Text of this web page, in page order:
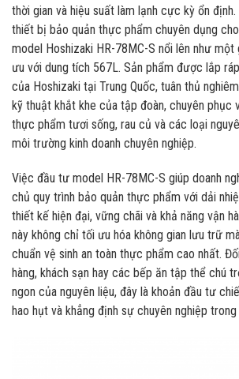
thời gian và hiệu suất làm lạnh cực kỳ ổn định.
thiết bị bảo quản thực phẩm chuyên dụng
model Hoshizaki HR-78MC-S nổi lên như
ưu với dung tích 567L. Sản phẩm được lắp
của Hoshizaki tại Trung Quốc, tuân thủ
kỹ thuật khắt khe của tập đoàn, chuyên phục
thực phẩm tươi sống, rau củ và các loại
môi trường kinh doanh chuyên nghiệp.
Việc đầu tư model HR-78MC-S giúp doanh
chủ quy trình bảo quản thực phẩm với dải
thiết kế hiện đại, vững chãi và khả năng vận
này không chỉ tối ưu hóa không gian lưu trữ
chuẩn vệ sinh an toàn thực phẩm cao nhất.
hàng, khách sạn hay các bếp ăn tập thể chú
ngon của nguyên liệu, đây là khoản đầu tư
hao hụt và khẳng định sự chuyên nghiệp trong